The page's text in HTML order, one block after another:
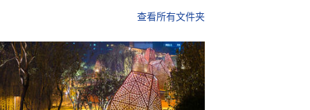
查看所有文件夹